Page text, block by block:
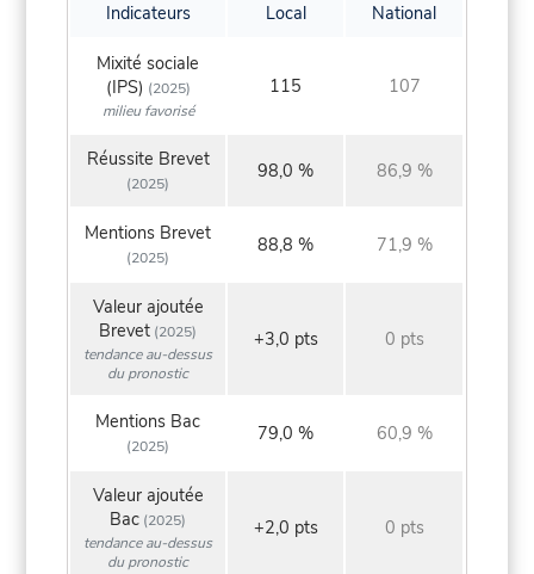
Indicateurs Local National
Mixité sociale
(IPS) (2025)
milieu favorisé
115 107
Réussite Brevet
(2025)
98,0 % 86,9 %
Mentions Brevet
(2025)
88,8 % 71,9 %
Valeur ajoutée
Brevet (2025)
tendance au-dessus
du pronostic
+3,0 pts 0 pts
Mentions Bac
(2025)
79,0 % 60,9 %
Valeur ajoutée
Bac (2025)
tendance au-dessus
du pronostic
+2,0 pts 0 pts